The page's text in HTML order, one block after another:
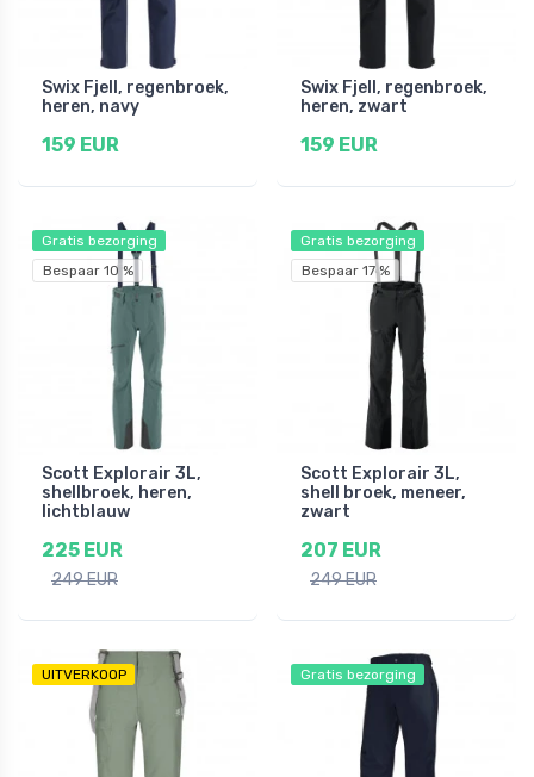
Swix Fjell, regenbroek,
heren, navy
159 EUR
Swix Fjell, regenbroek,
heren, zwart
159 EUR
Gratis bezorging
Bespaar 10 %
Scott Explorair 3L,
shellbroek, heren,
lichtblauw
225 EUR
249 EUR
Gratis bezorging
Bespaar 17 %
Scott Explorair 3L,
shell broek, meneer,
zwart
207 EUR
249 EUR
UITVERKOOP Gratis bezorging